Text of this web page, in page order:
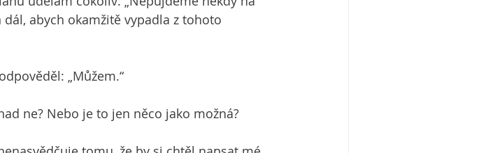
abych okamžitě vypadla z tohoto
„Můžem.“
ne? Nebo je to jen něco jako možná?